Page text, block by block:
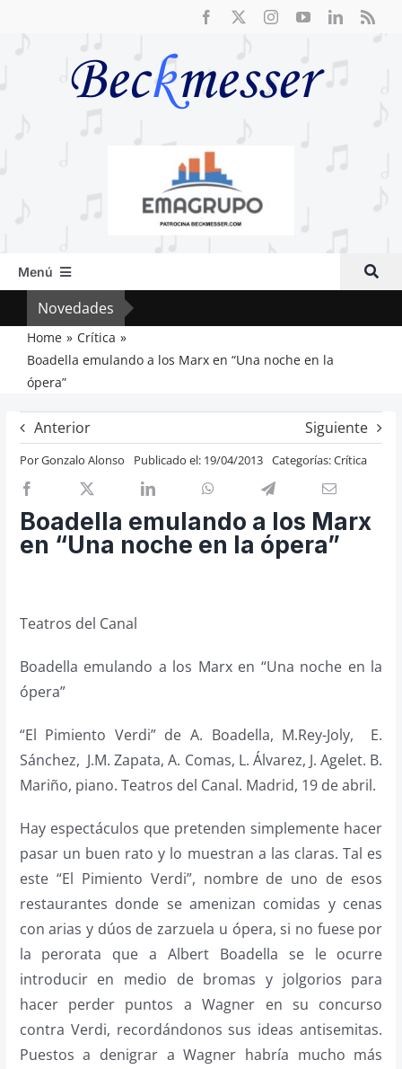
Menú
Inicio
Actual
Artículos
Crítica
Previos de ópera
Entrevistas
Recomendación
Cosas de Beckmesser
Nosotros y privacidad
Novedades
Home
Crítica
Boadella emulando a los Marx en “Una noche en la
ópera”
Anterior Siguiente
PorGonzalo Alonso Publicado el: 19/04/2013 Categorías:Crítica
Boadella emulando a los Marx
en “Una noche en la ópera”
Teatros del Canal
Boadella emulando a los Marx en “Una noche en la
ópera”
“El Pimiento Verdi” de A. Boadella, M.Rey-Joly, E.
Sánchez, J.M. Zapata, A. Comas, L. Álvarez, J. Agelet. B.
Mariño, piano. Teatros del Canal. Madrid, 19 de abril.
Hay espectáculos que pretenden simplemente hacer
pasar un buen rato y lo muestran a las claras. Tal es
este “El Pimiento Verdi”, nombre de uno de esos
restaurantes donde se amenizan comidas y cenas
con arias y dúos de zarzuela u ópera, si no fuese por
la perorata que a Albert Boadella se le ocurre
introducir en medio de bromas y jolgorios para
hacer perder puntos a Wagner en su concurso
contra Verdi, recordándonos sus ideas antisemitas.
Puestos a denigrar a Wagner habría mucho más